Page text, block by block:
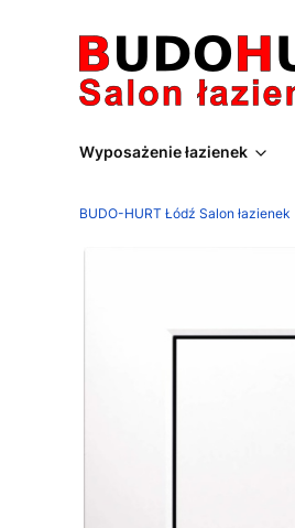
Wyposażenie łazienek
BUDO-HURT Łódź Salon łazienek